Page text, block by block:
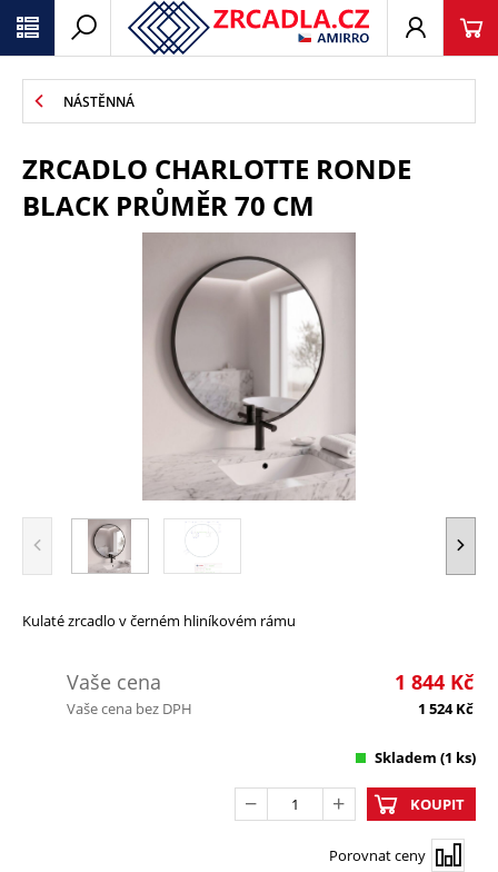
NÁSTĚNNÁ
ZRCADLO CHARLOTTE RONDE
BLACK PRŮMĚR 70 CM
Kulaté zrcadlo v černém hliníkovém rámu
Vaše cena 1 844 Kč
Vaše cena bez DPH 1 524Kč
Skladem (1 ks)
Porovnat ceny
KOUPIT